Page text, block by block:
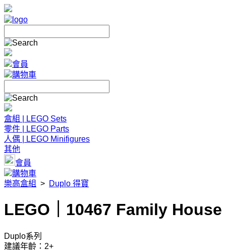
會員
購物車
盒組 | LEGO Sets
零件 | LEGO Parts
人偶 | LEGO Minifigures
其他
會員
購物車
樂高盒組 > Duplo 得寶
LEGO｜10467 Family House
Duplo系列
建議年齡：2+